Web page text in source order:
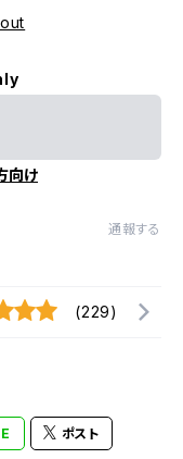
向け
通報する
(229)
ポスト